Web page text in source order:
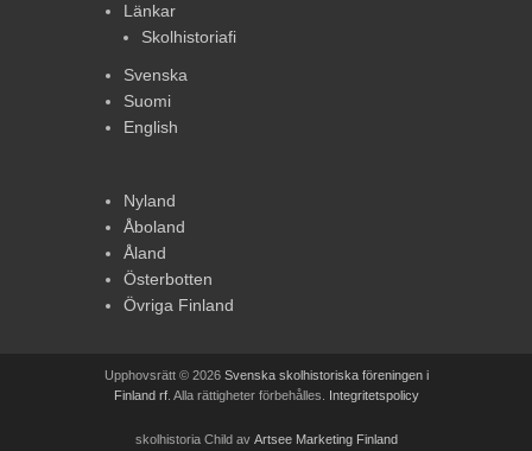
Länkar
Skolhistoriafi
Svenska
Suomi
English
Nyland
Åboland
Åland
Österbotten
Övriga Finland
Upphovsrätt © 2026 Svenska skolhistoriska föreningen i
Finland rf. Alla rättigheter förbehålles. Integritetspolicy
skolhistoria Child av Artsee Marketing Finland